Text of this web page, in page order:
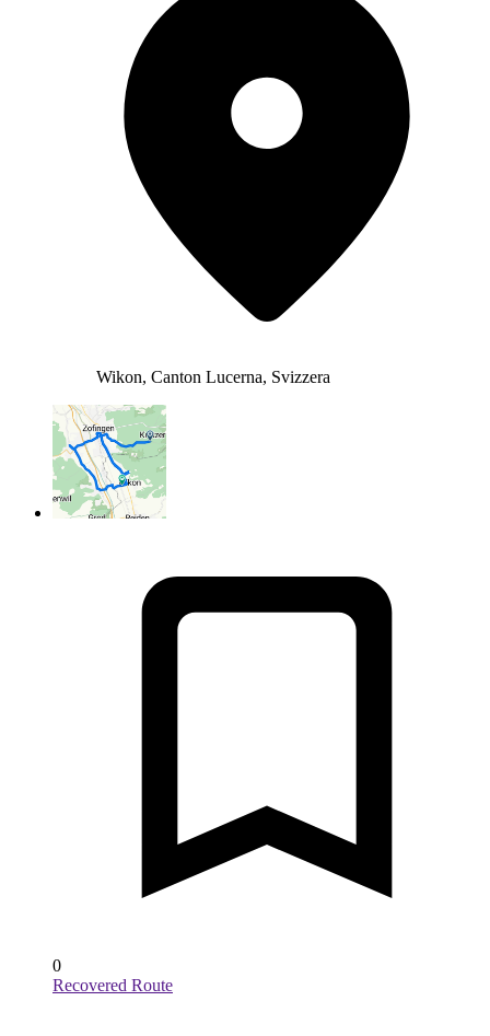
Wikon, Canton Lucerna, Svizzera
0
Recovered Route